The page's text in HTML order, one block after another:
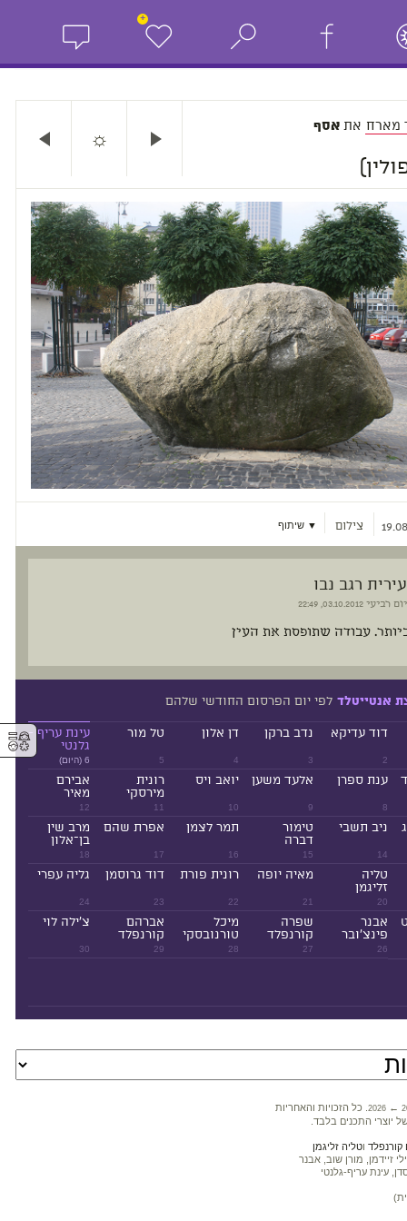
+
מארח את אסף
☼
צילום ▼ שיתוף
עירית רגב נבו
יום רביעי
עבודה שתופסת את העין
אנטייטלד לפי יום הפרסום החודשי שלהם
2
דוד עדיקא
3
נדב ברקן
4
דן אלון
5
טל מור
6 (היום)
עינת עריף -
גלנטי
8
ענת ספרן
9
אלעד משען
10
יואב ויס
11
רונית
מירסקי
12
אבירם
מאיר
14
ניב תשבי
15
טימור
דברה
16
תמר לצמן
17
אפרת שהם
18
מרב שין
בן־אלון
20
טליה
זליגמן
21
מאיה יופה
22
רונית פורת
23
דוד גרוסמן
24
גליה עפרי
26
אבנר
פינצ'ובר
27
שפרה
קורנפלד
28
מיכל
טורנובסקי
29
אברהם
קורנפלד
30
צ'ילה לוי
2026 ←
. כל הזכויות והאחריות
יוצרי התכנים בלבד.
וטליה זליגמן
זיידמן, מורן שוב, אבנר
עינת עריף-גלנטי
⚥︎